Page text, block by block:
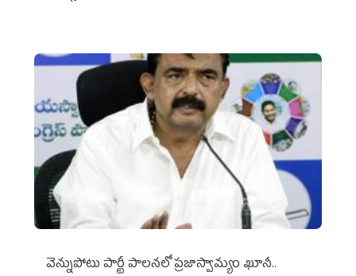
వెన్నుపోటు పార్టీ పాలనలో ప్రజాస్వామ్యం ఖూనీ..